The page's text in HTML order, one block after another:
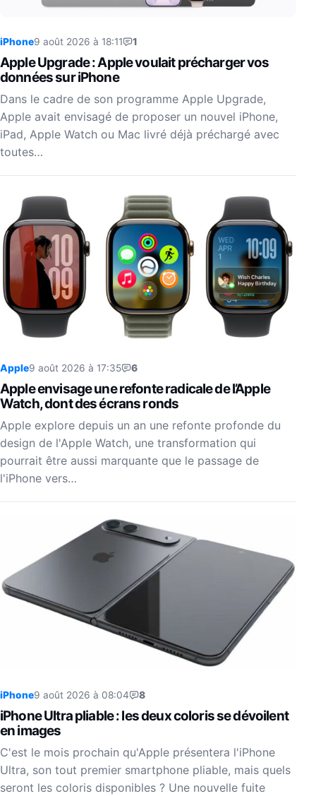
iPhone9 août 2026 à 18:11 1
Apple Upgrade : Apple voulait précharger vos
données sur iPhone
Dans le cadre de son programme Apple Upgrade,
Apple avait envisagé de proposer un nouvel iPhone,
iPad, Apple Watch ou Mac livré déjà préchargé avec
toutes…
Apple9 août 2026 à 17:35 6
Apple envisage une refonte radicale de l’Apple
Watch, dont des écrans ronds
Apple explore depuis un an une refonte profonde du
design de l'Apple Watch, une transformation qui
pourrait être aussi marquante que le passage de
l'iPhone vers…
iPhone9 août 2026 à 08:04 8
iPhone Ultra pliable : les deux coloris se dévoilent
en images
C'est le mois prochain qu'Apple présentera l'iPhone
Ultra, son tout premier smartphone pliable, mais quels
seront les coloris disponibles ? Une nouvelle fuite